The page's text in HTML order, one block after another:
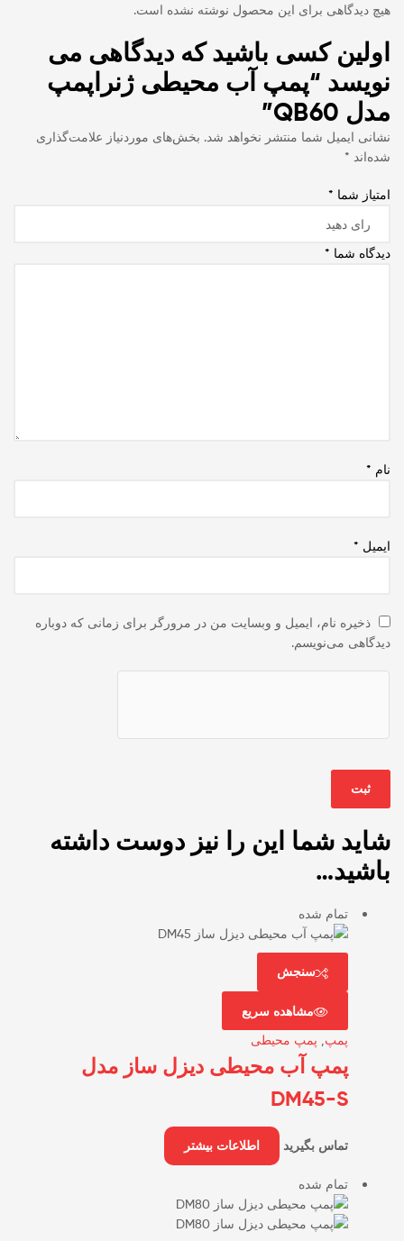
هیچ دیدگاهی برای این محصول نوشته نشده است.
اولین کسی باشید که دیدگاهی می
نویسد “پمپ آب محیطی ژنراپمپ
مدل QB60”
نشانی ایمیل شما منتشر نخواهد شد. بخش‌های موردنیاز علامت‌گذاری
شده‌اند *
امتیاز شما *
دیدگاه شما *
نام *
ایمیل *
ذخیره نام، ایمیل و وبسایت من در مرورگر برای زمانی که دوباره
دیدگاهی می‌نویسم.
شاید شما این را نیز دوست داشته
باشید…
تمام شده
سنجش
مشاهده سریع
پمپ پمپ محیطی
پمپ آب محیطی دیزل ساز مدل
DM45-S
تماس بگیرید اطلاعات بیشتر
تمام شده